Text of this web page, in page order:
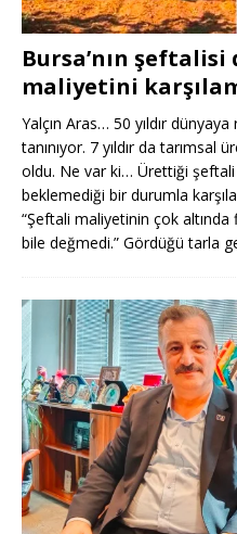
Bursa’nın şeftalisi
maliyetini
Yalçın Aras… 50 yıldır
tanınıyor. 7 yıldır da
oldu. Ne var ki… Ürettiği
beklemediği bir durumla
“Şeftali maliyetinin çok altında
bile değmedi.” Gördüğü tarla